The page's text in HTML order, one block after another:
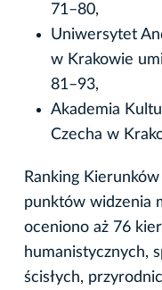
71–80,
Uniwersytet
w Krakowie
81–93,
Akademia
Czecha w
Ranking
punktów widzenia
oceniono aż 76
humanistycznych,
ścisłych,